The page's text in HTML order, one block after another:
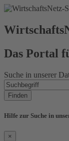
Das Portal
Suche in unserer
Finden
Hilfe zur Suche in
×